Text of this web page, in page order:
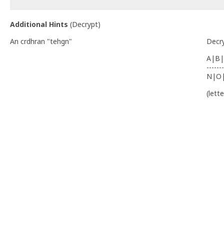
Additional Hints (Decrypt)
An crdhran "tehgn"